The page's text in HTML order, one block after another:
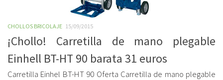
CHOLLOS BRICOLAJE 15/09/2015
¡Chollo! Carretilla de mano plegable
Einhell BT-HT 90 barata 31 euros
Carretilla Einhel BT-HT 90 Oferta Carretilla de mano plegable